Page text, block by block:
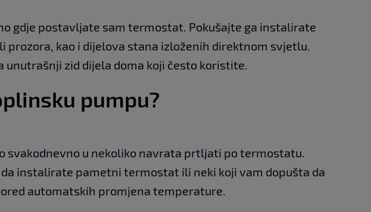
gdje postavljate sam termostat. Pokušajte ga instalirate
prozora, kao i dijelova stana izloženih direktnom svjetlu.
unutrašnji zid dijela doma koji često koristite.
pumpu?
svakodnevno u nekoliko navrata prtljati po termostatu.
instalirate pametni termostat ili neki koji vam dopušta da
automatskih promjena temperature.